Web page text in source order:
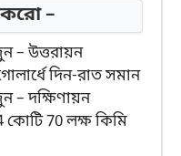
করো –
– উত্তরায়ন
দিন-রাত সমান
– দক্ষিণায়ন
কোটি 70 লক্ষ কিমি